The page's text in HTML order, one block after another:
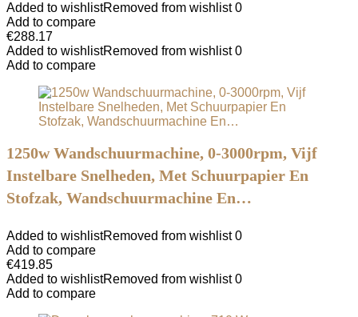
Added to wishlistRemoved from wishlist 0
Add to compare
€288.17
Added to wishlistRemoved from wishlist 0
Add to compare
1250w Wandschuurmachine, 0-3000rpm, Vijf
Instelbare Snelheden, Met Schuurpapier En
Stofzak, Wandschuurmachine En…
Added to wishlistRemoved from wishlist 0
Add to compare
€419.85
Added to wishlistRemoved from wishlist 0
Add to compare